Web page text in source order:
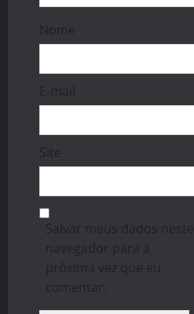
Nome
E-mail
Site
Salvar meus dados neste
navegador para a
próxima vez que eu
comentar.